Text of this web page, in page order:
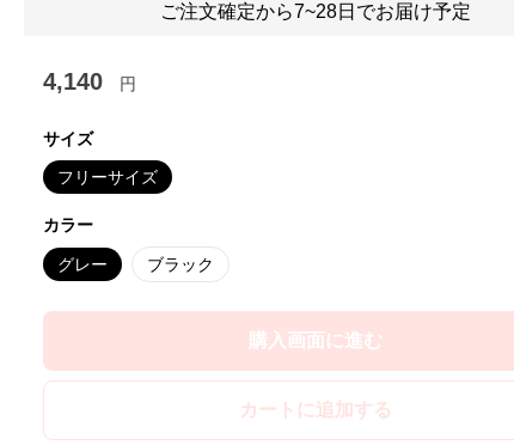
slide
ご注文確定から7~28日でお届け予定
4,140 円
サイズ
フリーサイズ
カラー
グレー ブラック
購入画面に進む
カートに追加する